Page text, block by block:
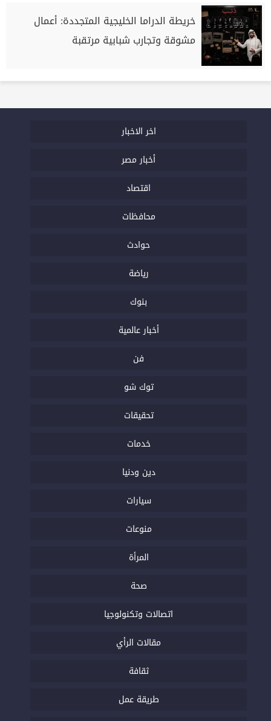
خريطة الدراما الخليجية المتجددة: أعمال
مشوقة وتجارب شبابية مرتقبة
اخر الاخبار
أخبار مصر
اقتصاد
محافظات
حوادث
رياضة
بنوك
أخبار عالمية
فن
توك شو
تحقيقات
خدمات
دين ودنيا
سيارات
منوعات
المرأة
صحة
اتصالات وتكنولوجيا
مقالات الرأي
ثقافة
طريقة عمل